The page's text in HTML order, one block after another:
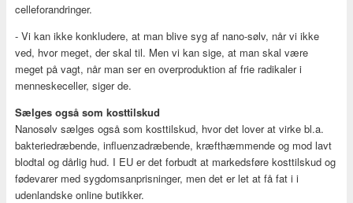
celleforandringer.
- Vi kan ikke konkludere, at man blive syg af nano-sølv, når vi ikke
ved, hvor meget, der skal til. Men vi kan sige, at man skal være
meget på vagt, når man ser en overproduktion af frie radikaler i
menneskeceller, siger de.
Sælges også som kosttilskud
Nanosølv sælges også som kosttilskud, hvor det lover at virke bl.a.
bakteriedræbende, influenzadræbende, kræfthæmmende og mod lavt
blodtal og dårlig hud. I EU er det forbudt at markedsføre kosttilskud og
fødevarer med sygdomsanprisninger, men det er let at få fat i i
udenlandske online butikker.